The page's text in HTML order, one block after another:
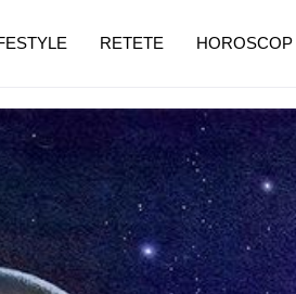
RETETE HOROSCOP
de dureroasă este